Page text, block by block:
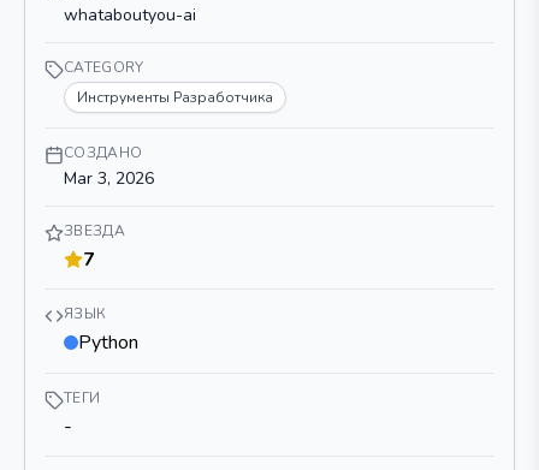
whataboutyou-ai
CATEGORY
Инструменты Разработчика
СОЗДАНО
Mar 3, 2026
ЗВЕЗДА
7
ЯЗЫК
Python
ТЕГИ
-